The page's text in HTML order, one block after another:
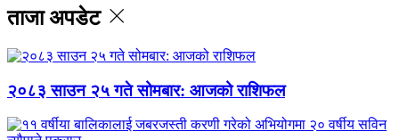
ताजा अपडेट
२०८३ साउन २५ गते सोमबार: आजको राशिफल